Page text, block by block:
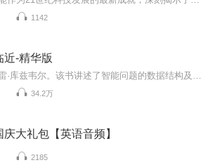
1142
近-精华版
34.2万
庆大礼包【英语音频】
2185